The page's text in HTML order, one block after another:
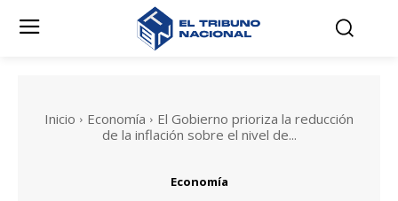
Inicio Economía
El Gobierno prioriza la reducción
de la inflación sobre el nivel de...
Economía